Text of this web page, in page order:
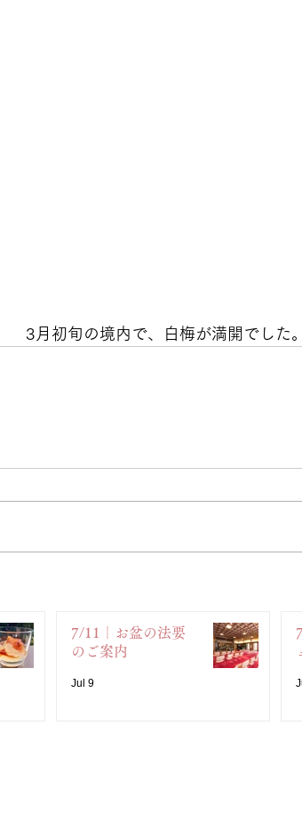
3月初旬の境内で、白梅が満開でした。
7/11｜お盆の法要
のご案内
Jul 9